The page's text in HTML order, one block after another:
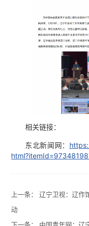
相关链接：
东北新闻网：
上一条：辽宁卫视：辽作
动